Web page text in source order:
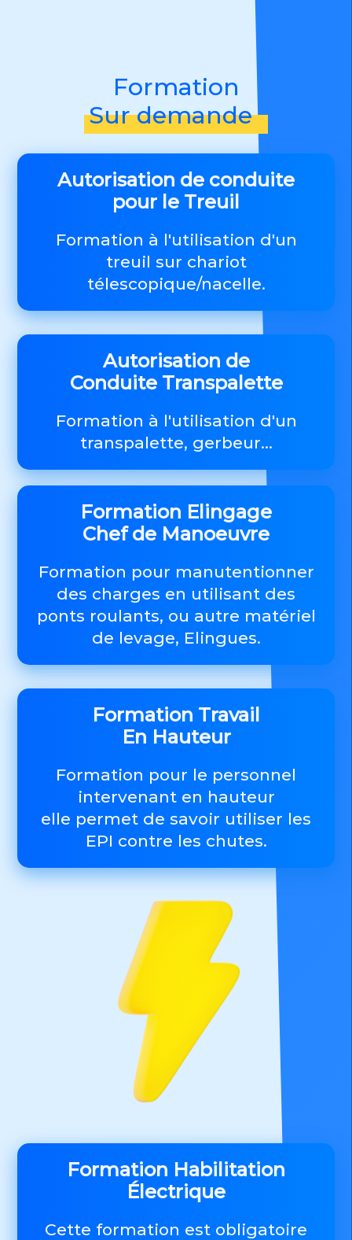
Formation
Sur demande
Autorisation de conduite
pour le Treuil
Formation à l'utilisation d'un
treuil sur chariot
télescopique/nacelle.
Autorisation de
Conduite Transpalette
Formation à l'utilisation d'un
transpalette, gerbeur...
Formation Elingage
Chef de Manoeuvre
Formation pour manutentionner
des charges en utilisant des
ponts roulants, ou autre matériel
de levage, Elingues.
Formation Travail
En Hauteur
Formation pour le personnel
intervenant en hauteur
elle permet de savoir utiliser les
EPI contre les chutes.
Formation Habilitation
Électrique
Cette formation est obligatoire